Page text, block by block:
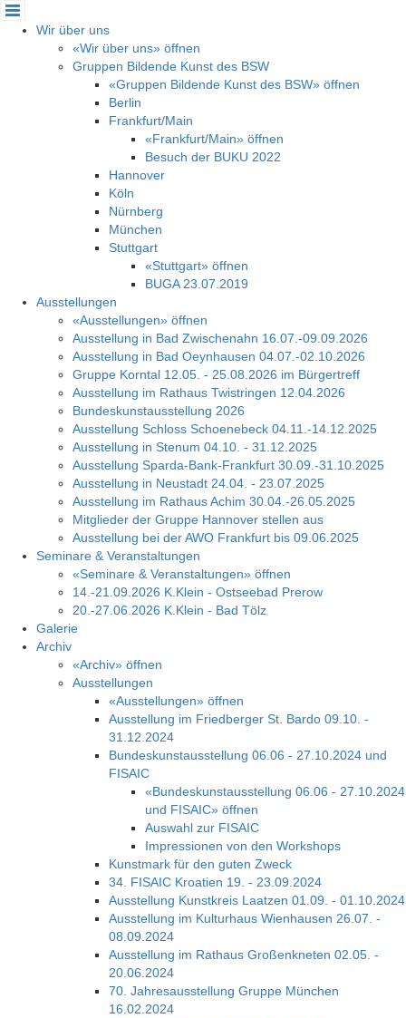
Wir über uns
«Wir über uns» öffnen
Gruppen Bildende Kunst des BSW
«Gruppen Bildende Kunst des BSW» öffnen
Berlin
Frankfurt/Main
«Frankfurt/Main» öffnen
Besuch der BUKU 2022
Hannover
Köln
Nürnberg
München
Stuttgart
«Stuttgart» öffnen
BUGA 23.07.2019
Ausstellungen
«Ausstellungen» öffnen
Ausstellung in Bad Zwischenahn 16.07.-09.09.2026
Ausstellung in Bad Oeynhausen 04.07.-02.10.2026
Gruppe Korntal 12.05. - 25.08.2026 im Bürgertreff
Ausstellung im Rathaus Twistringen 12.04.2026
Bundeskunstausstellung 2026
Ausstellung Schloss Schoenebeck 04.11.-14.12.2025
Ausstellung in Stenum 04.10. - 31.12.2025
Ausstellung Sparda-Bank-Frankfurt 30.09.-31.10.2025
Ausstellung in Neustadt 24.04. - 23.07.2025
Ausstellung im Rathaus Achim 30.04.-26.05.2025
Mitglieder der Gruppe Hannover stellen aus
Ausstellung bei der AWO Frankfurt bis 09.06.2025
Seminare & Veranstaltungen
«Seminare & Veranstaltungen» öffnen
14.-21.09.2026 K.Klein - Ostseebad Prerow
20.-27.06.2026 K.Klein - Bad Tölz
Galerie
Archiv
«Archiv» öffnen
Ausstellungen
«Ausstellungen» öffnen
Ausstellung im Friedberger St. Bardo 09.10. -
31.12.2024
Bundeskunstausstellung 06.06 - 27.10.2024 und
FISAIC
«Bundeskunstausstellung 06.06 - 27.10.2024
und FISAIC» öffnen
Auswahl zur FISAIC
Impressionen von den Workshops
Kunstmark für den guten Zweck
34. FISAIC Kroatien 19. - 23.09.2024
Ausstellung Kunstkreis Laatzen 01.09. - 01.10.2024
Ausstellung im Kulturhaus Wienhausen 26.07. -
08.09.2024
Ausstellung im Rathaus Großenkneten 02.05. -
20.06.2024
70. Jahresausstellung Gruppe München
16.02.2024
Cookie-Einstellungen